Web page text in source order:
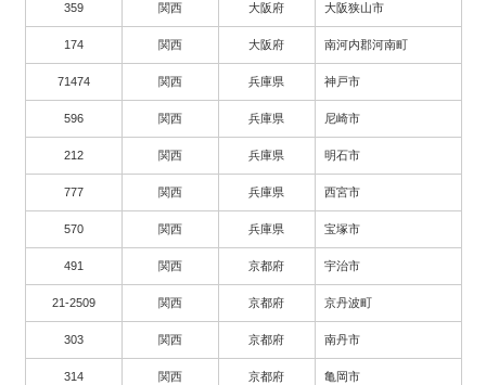
359 関西 大阪府 大阪狭山市
174 関西 大阪府 南河内郡河南町
71474 関西 兵庫県 神戸市
596 関西 兵庫県 尼崎市
212 関西 兵庫県 明石市
777 関西 兵庫県 西宮市
570 関西 兵庫県 宝塚市
491 関西 京都府 宇治市
21-2509 関西 京都府 京丹波町
303 関西 京都府 南丹市
314 関西 京都府 亀岡市